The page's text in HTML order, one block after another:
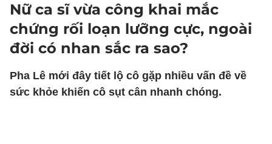
Nữ ca sĩ vừa công khai mắc
chứng rối loạn lưỡng cực, ngoài
đời có nhan sắc ra sao?
Pha Lê mới đây tiết lộ cô gặp nhiều vấn đề về
sức khỏe khiến cô sụt cân nhanh chóng.